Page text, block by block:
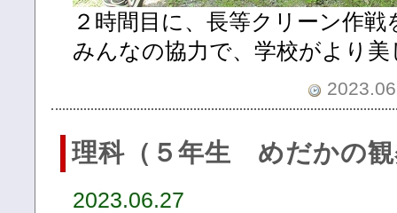
２時間目に、長等クリーン作
みんなの協力で、学校がより
理科（５年生 めだかの
2023.06.27